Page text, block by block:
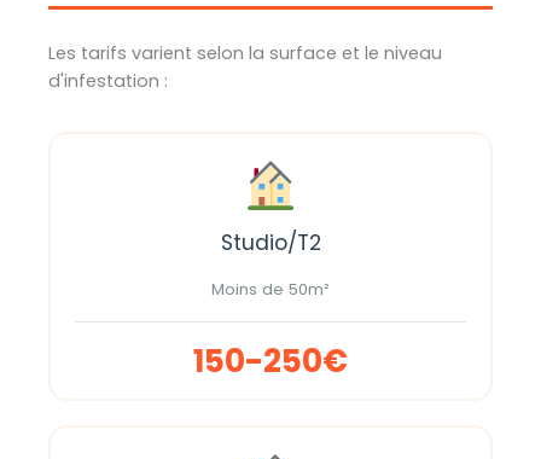
Les tarifs varient selon la surface et le niveau
d'infestation :
Studio/T2
Moins de 50m²
150-250€